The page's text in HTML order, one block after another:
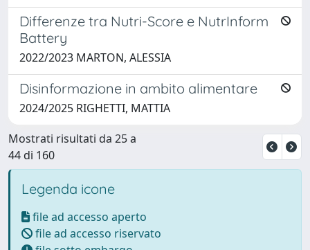
Differenze tra Nutri-Score e NutrInform
Battery
2022/2023 MARTON, ALESSIA
Disinformazione in ambito alimentare
2024/2025 RIGHETTI, MATTIA
Mostrati risultati da 25 a
44 di 160
Legenda icone
file ad accesso aperto
file ad accesso riservato